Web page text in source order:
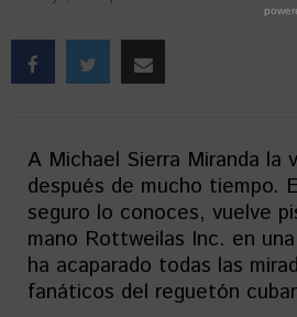
A Michael Sierra Miranda la
después de mucho tiempo.
seguro lo conoces, vuelve
mano Rottweilas Inc. en
ha acaparado todas las
fanáticos del reguetón